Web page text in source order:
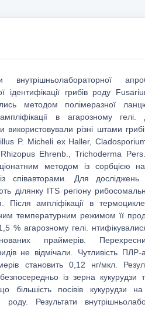
внутрішньолабораторної
ідентифікації грибів роду
методом полімеразної
в агарозному
використовували різні штами
P. Micheli ex Haller,
Ehrenb., Trichoderma
методом із сорбцією
Для досліджень
ділянку ITS регіону
ампліфікації в
температурним режимом її
% агарозному гелі.
праймерів.
не відмічали. Чутливість ПЛР-
становить 0,12 нг/мкл.
із зерна кукурудзи
більшість посівів кукурудзи
роду. Результати